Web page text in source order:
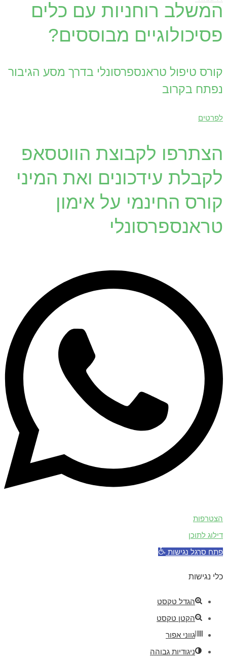
המשלב רוחניות עם כלים
פסיכולוגיים מבוססים?
קורס טיפול טראנספרסונלי בדרך מסע הגיבור
נפתח בקרוב
לפרטים
הצתרפו לקבוצת הווטסאפ
לקבלת עידכונים ואת המיני
קורס החינמי על אימון
טראנספרסונלי
הצטרפות
דילוג לתוכן
פתח סרגל נגישות
כלי נגישות
הגדל טקסט
הקטן טקסט
גווני אפור
ניגודיות גבוהה